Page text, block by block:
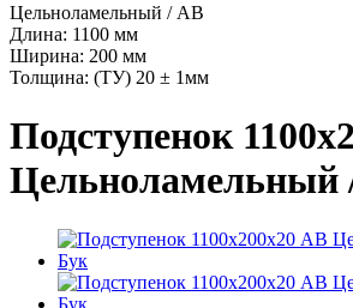
Цельноламельный / AB
Длина: 1100 мм
Ширина: 200 мм
Толщина: (ТУ) 20 ± 1мм
Подступенок
Цельноламельный